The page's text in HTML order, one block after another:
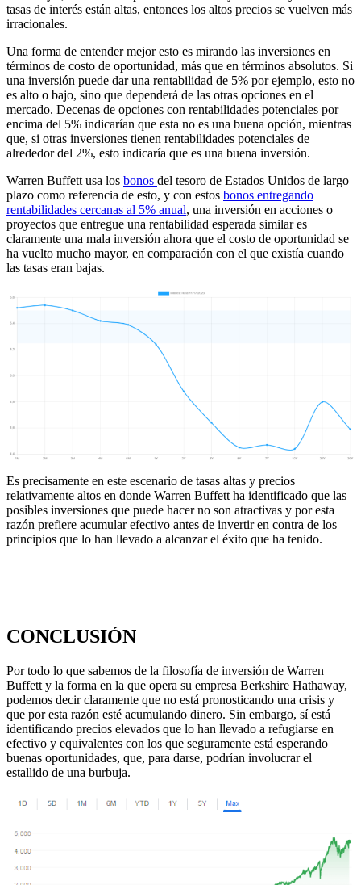
tasas de interés están altas, entonces los altos precios se vuelven más
irracionales.
Una forma de entender mejor esto es mirando las inversiones en
términos de costo de oportunidad, más que en términos absolutos. Si
una inversión puede dar una rentabilidad de 5% por ejemplo, esto no
es alto o bajo, sino que dependerá de las otras opciones en el
mercado. Decenas de opciones con rentabilidades potenciales por
encima del 5% indicarían que esta no es una buena opción, mientras
que, si otras inversiones tienen rentabilidades potenciales de
alrededor del 2%, esto indicaría que es una buena inversión.
Warren Buffett usa los bonos del tesoro de Estados Unidos de largo
plazo como referencia de esto, y con estos bonos entregando
rentabilidades cercanas al 5% anual, una inversión en acciones o
proyectos que entregue una rentabilidad esperada similar es
claramente una mala inversión ahora que el costo de oportunidad se
ha vuelto mucho mayor, en comparación con el que existía cuando
las tasas eran bajas.
Es precisamente en este escenario de tasas altas y precios
relativamente altos en donde Warren Buffett ha identificado que las
posibles inversiones que puede hacer no son atractivas y por esta
razón prefiere acumular efectivo antes de invertir en contra de los
principios que lo han llevado a alcanzar el éxito que ha tenido.
CONCLUSIÓN
Por todo lo que sabemos de la filosofía de inversión de Warren
Buffett y la forma en la que opera su empresa Berkshire Hathaway,
podemos decir claramente que no está pronosticando una crisis y
que por esta razón esté acumulando dinero. Sin embargo, sí está
identificando precios elevados que lo han llevado a refugiarse en
efectivo y equivalentes con los que seguramente está esperando
buenas oportunidades, que, para darse, podrían involucrar el
estallido de una burbuja.